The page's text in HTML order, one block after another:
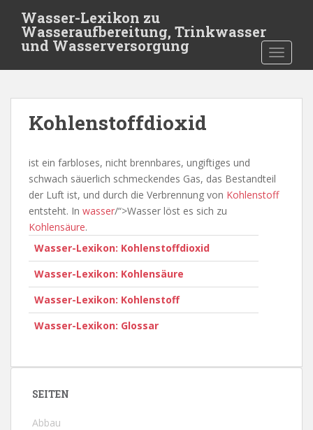
t
Wasser-Lexikon zu
Wasseraufbereitung, Trinkwasser
und Wasserversorgung
Kohlenstoffdioxid
ist ein farbloses, nicht brennbares, ungiftiges und
schwach säuerlich schmeckendes Gas, das Bestandteil
der Luft ist, und durch die Verbrennung von Kohlenstoff
entsteht. In wasser/“>Wasser löst es sich zu
Kohlensäure.
Wasser-Lexikon: Kohlenstoffdioxid
Wasser-Lexikon: Kohlensäure
Wasser-Lexikon: Kohlenstoff
Wasser-Lexikon: Glossar
SEITEN
Abbau